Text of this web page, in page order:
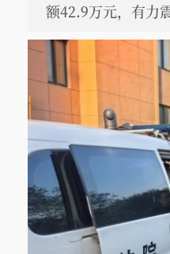
额42.9万元，有力